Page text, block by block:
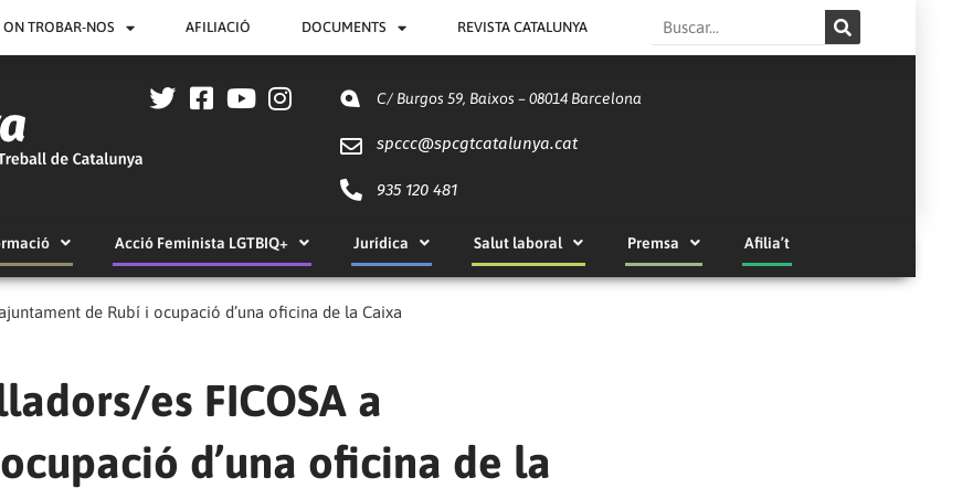
ON TROBAR-NOS AFILIACIÓ DOCUMENTS REVISTA CATALUNYA Search
C/ Burgos 59, Baixos – 08014 Barcelona
spccc@spcgtcatalunya.cat
935 120 481
Acció Feminista LGTBIQ+ Jurídica Salut laboral Premsa Afilia’t
de Rubí i ocupació d’una oficina de la Caixa
es FICOSA a
d’una oficina de la